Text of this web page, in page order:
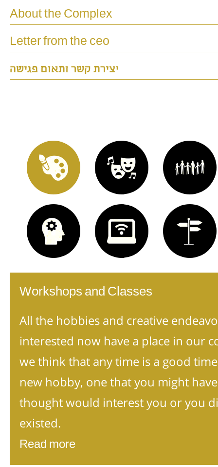
About the Complex
Letter from the ceo
יצירת קשר ותאום פגישה
Workshops and Classes
All the hobbies and creative
interested now have a place in our
we think that any time is a good
new hobby, one that you might
thought would interest you or you
existed.
Read more